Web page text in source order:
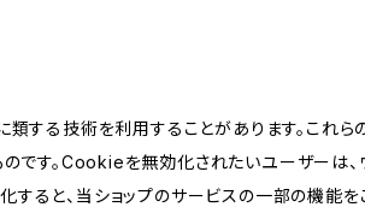
類する技術を利用することがあります。これ
です。Cookieを無効化されたいユーザーは
すると、当ショップのサービスの一部の機能